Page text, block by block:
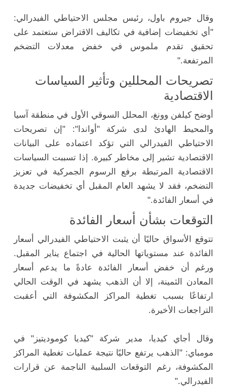
وقال جيروم باول، رئيس مجلس الاحتياطي الفيدرالي:
"أي تخفيضات إضافية في تكاليف الاقتراض ستعتمد على
تحقيق تقدم ملموس في خفض معدلات التضخم
المرتفعة."
تصريحات المحللين وتأثير السياسات
الاقتصادية
أوضح كيلفن وونغ، المحلل السوقي الأول في منطقة آسيا
والمحيط الهادئ لدى شركة "أواندا": "إن تصريحات
الاحتياطي الفيدرالي التي تؤكد اعتماده على البيانات
الاقتصادية تشير إلى مخاطر كبيرة. إذا تسببت السياسات
الاقتصادية المرتبطة برفع الرسوم الجمركية في تعزيز
التضخم، فقد لا يشهد العام المقبل أي تخفيضات جديدة
في أسعار الفائدة."
التوقعات بشأن أسعار الفائدة
تتوقع الأسواق حاليًا أن يثبت الاحتياطي الفيدرالي أسعار
الفائدة عند مستوياتها الحالية في اجتماع يناير المقبل.
ورغم أن خفض أسعار الفائدة عادةً ما يدعم أسعار
المعادن الثمينة، إلا أن الذهب يشهد في الوقت الحالي
ارتفاعًا بسبب تغطية المراكز المكشوفة التي أعقبت
التراجعات الأخيرة.
وقال أجاي كيديا، مدير شركة "كيديا كوموديتيز" في
مومباي: "الذهب يرتفع حاليًا نتيجة عمليات تغطية المراكز
المكشوفة، رغم التوقعات السلبية الناجمة عن قرارات
الفيدرالي."